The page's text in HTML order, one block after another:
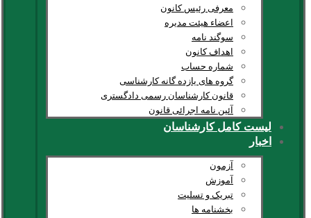
معرفی رئیس کانون
اعضاء هیئت مدیره
سوگند نامه
اهداف کانون
شماره حساب
گروه های یازده گانه کارشناسی
قانون کارشناسان رسمی دادگستری
آئین نامه اجرائی قانون
لیست کامل کارشناسان
اخبار
آزمون
آموزش
تبریک و تسلیت
بخشنامه ها